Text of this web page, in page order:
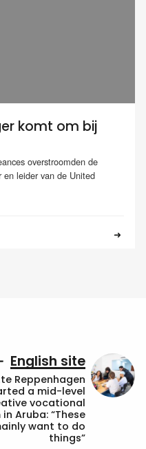
komt om bij
overstroomden de
en leider van de United
English site
Reppenhagen
a mid-level
vocational
Aruba: “These
want to do
things”